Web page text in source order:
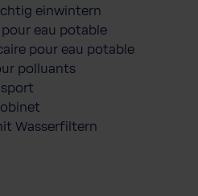
einwintern
eau potable
pour eau potable
polluants
Wasserfiltern